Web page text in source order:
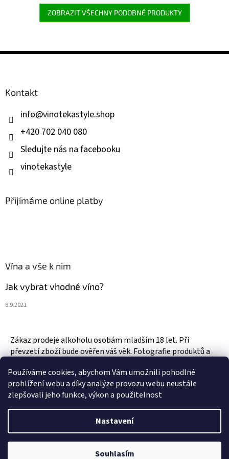
Používáme cookies, abychom Vám umožnili pohodlné
prohlížení webu a díky analýze provozu webu neustále
zlepšovali jeho funkce, výkon a použitelnost
Nastavení
Souhlasím
ZOBRAZIT VŠECHNY PODOBNÉ PRODUKTY
Z
Kontakt
info@vinotekastyle.shop
+420 702 040 080
Sledujte nás na facebooku
vinotekastyle
Přijímáme online platby
Vína a vše k nim
Jak vybrat vhodné víno?
8.9.2021
Zákaz prodeje alkoholu osobám mladším 18 let. Při
převzetí zboží bude ověřen váš věk. Fotografie produktů a
Copyright 2026Vinotéka & Alkotéka Style. Všechna práva
Upravit nastavení cookies